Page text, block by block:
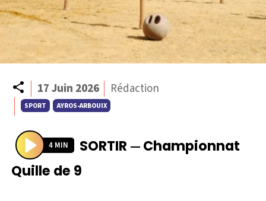
Partager
17 Juin 2026 Rédaction
SPORT AYROS-ARBOUIX
P
l
4 MIN SORTIR —Championnat
Quille de 9